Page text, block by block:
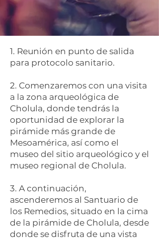
1. Reunión en punto de salida
para protocolo sanitario.
2. Comenzaremos con una visita
a la zona arqueológica de
Cholula, donde tendrás la
oportunidad de explorar la
pirámide más grande de
Mesoamérica, así como el
museo del sitio arqueológico y el
museo regional de Cholula.
3. A continuación,
ascenderemos al Santuario de
los Remedios, situado en la cima
de la pirámide de Cholula, desde
donde se disfruta de una vista